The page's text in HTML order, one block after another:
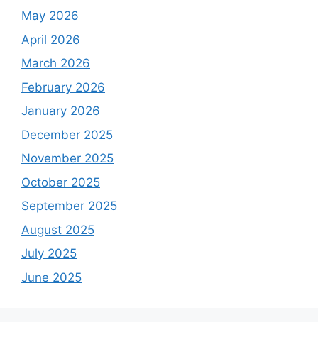
May 2026
April 2026
March 2026
February 2026
January 2026
December 2025
November 2025
October 2025
September 2025
August 2025
July 2025
June 2025